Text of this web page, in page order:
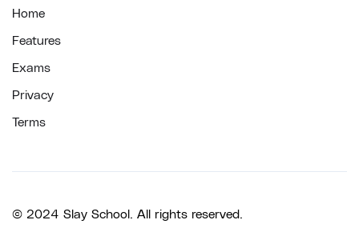
Home
Features
Exams
Privacy
Terms
© 2024 Slay School. All rights reserved.